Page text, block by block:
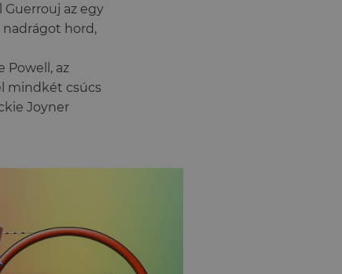
Guerrouj az egy
nadrágot hord,
Powell, az
mindkét csúcs
Joyner